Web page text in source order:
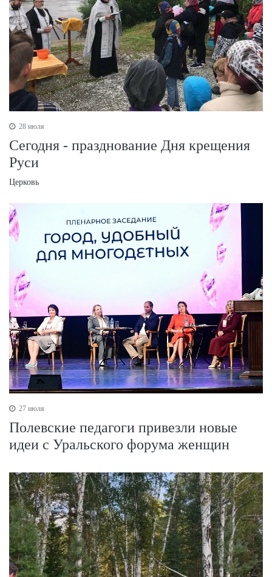
28 июля
Сегодня - празднование Дня крещения
Руси
Церковь
27 июля
Полевские педагоги привезли новые
идеи с Уральского форума женщин